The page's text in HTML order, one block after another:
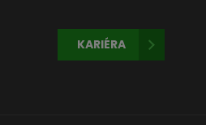
KARIÉRA